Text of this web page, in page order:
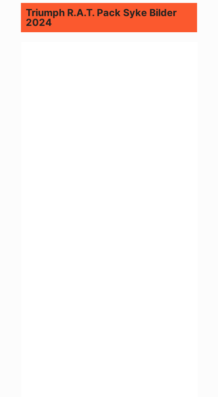
Triumph R.A.T. Pack Syke Bilder
2024